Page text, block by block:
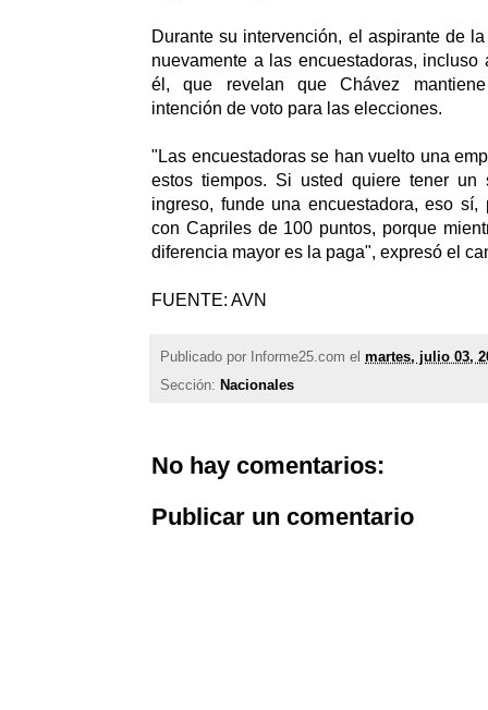
Durante su intervención, el aspirante de
nuevamente a las encuestadoras, incluso
él, que revelan que Chávez
intención de voto para las elecciones.
"Las encuestadoras se han vuelto una
estos tiempos. Si usted quiere tener un
ingreso, funde una encuestadora, eso sí,
con Capriles de 100 puntos, porque
diferencia mayor es la paga", expresó el
FUENTE: AVN
Publicado por Informe25.com el martes, julio 03,
Sección: Nacionales
No hay comentarios:
Publicar un comentario